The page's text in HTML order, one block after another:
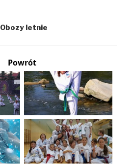
Obozy letnie
Powrót